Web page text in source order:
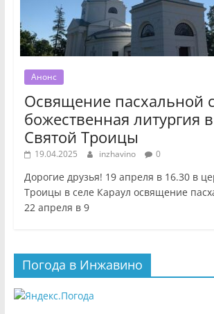
Анонс
Освящение пасхальной
божественная литургия
Святой Троицы
19.04.2025 inzhavino 0
Дорогие друзья! 19 апреля в 16.30 в
Троицы в селе Караул освящение
22 апреля в 9
Погода в Инжавино